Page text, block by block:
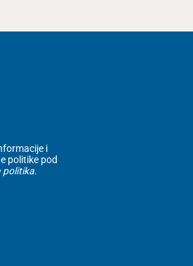
i
politike pod
politika.